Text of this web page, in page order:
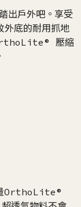
戶外吧。享受
底的耐用抓地
壓縮
OrthoLite®